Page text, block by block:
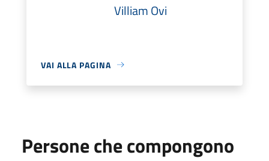
Villiam Ovi
VAI ALLA PAGINA
Persone che compongono